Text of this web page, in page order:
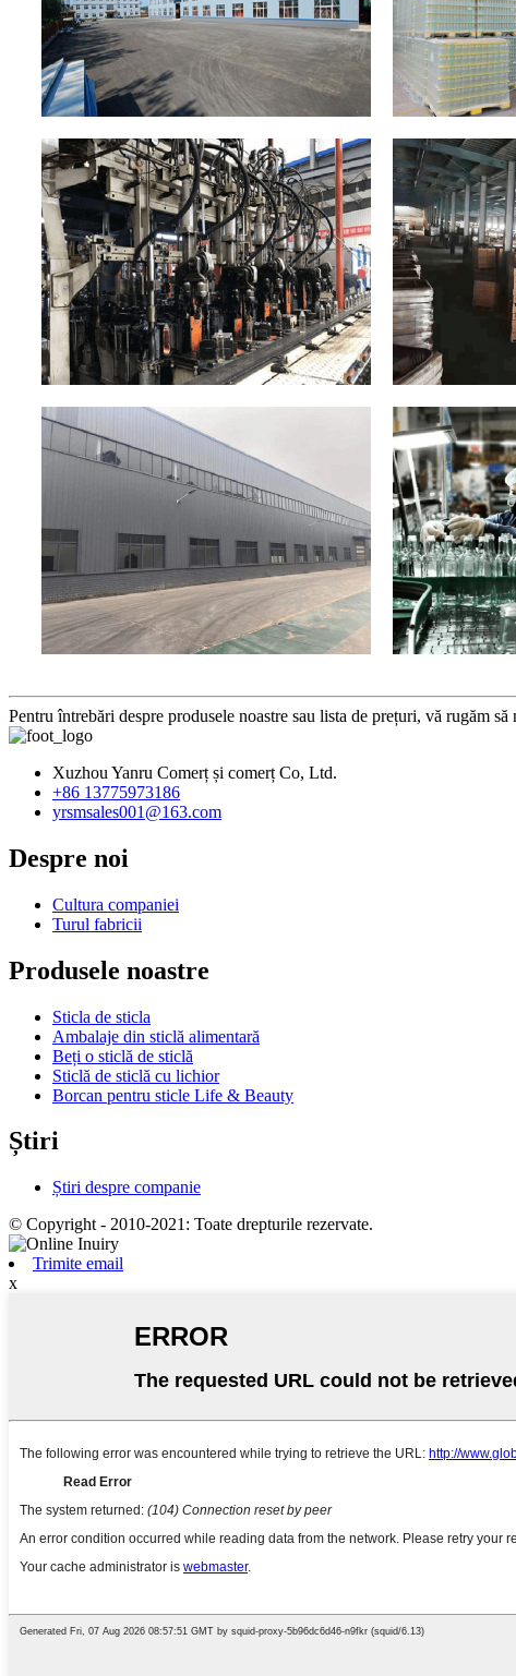
Pentru întrebări despre produsele noastre sau lista de prețuri, vă rugăm
Xuzhou Yanru Comerț și comerț Co, Ltd.
+86 13775973186
yrsmsales001@163.com
Despre noi
Cultura companiei
Turul fabricii
Produsele noastre
Sticla de sticla
Ambalaje din sticlă alimentară
Beți o sticlă de sticlă
Sticlă de sticlă cu lichior
Borcan pentru sticle Life & Beauty
Știri
Știri despre companie
© Copyright - 2010-2021: Toate drepturile rezervate.
Trimite email
x